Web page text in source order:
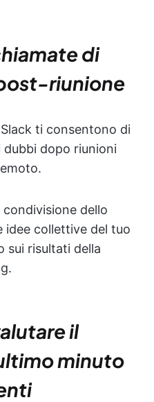
di
riunione
ti consentono di
dubbi dopo riunioni
dello
idee collettive del tuo
sui risultati della
il
minuto